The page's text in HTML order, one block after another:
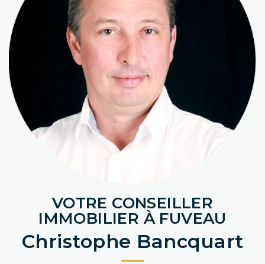
VOTRE CONSEILLER
IMMOBILIER À FUVEAU
Christophe Bancquart